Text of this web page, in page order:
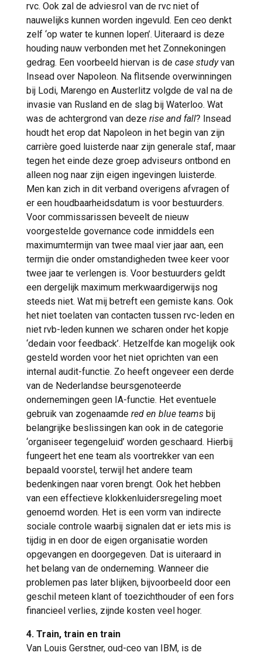
rvc. Ook zal de adviesrol van de rvc niet of
nauwelijks kunnen worden ingevuld. Een ceo denkt
zelf ‘op water te kunnen lopen’. Uiteraard is deze
houding nauw verbonden met het Zonnekoningen
gedrag. Een voorbeeld hiervan is de case studyvan
Insead over Napoleon. Na flitsende overwinningen
bij Lodi, Marengo en Austerlitz volgde de val na de
invasie van Rusland en de slag bij Waterloo. Wat
was de achtergrond van deze rise and fall? Insead
houdt het erop dat Napoleon in het begin van zijn
carrière goed luisterde naar zijn generale staf, maar
tegen het einde deze groep adviseurs ontbond en
alleen nog naar zijn eigen ingevingen luisterde.
Men kan zich in dit verband overigens afvragen of
er een houdbaarheidsdatum is voor bestuurders.
Voor commissarissen beveelt de nieuw
voorgestelde governance code inmiddels een
maximumtermijn van twee maal vier jaar aan, een
termijn die onder omstandigheden twee keer voor
twee jaar te verlengen is. Voor bestuurders geldt
een dergelijk maximum merkwaardigerwijs nog
steeds niet. Wat mij betreft een gemiste kans. Ook
het niet toelaten van contacten tussen rvc-leden en
niet rvb-leden kunnen we scharen onder het kopje
‘dedain voor feedback’. Hetzelfde kan mogelijk ook
gesteld worden voor het niet oprichten van een
internal audit-functie. Zo heeft ongeveer een derde
van de Nederlandse beursgenoteerde
ondernemingen geen IA-functie. Het eventuele
gebruik van zogenaamde red en blue teams bij
belangrijke beslissingen kan ook in de categorie
‘organiseer tegengeluid’ worden geschaard. Hierbij
fungeert het ene team als voortrekker van een
bepaald voorstel, terwijl het andere team
bedenkingen naar voren brengt. Ook het hebben
van een effectieve klokkenluidersregeling moet
genoemd worden. Het is een vorm van indirecte
sociale controle waarbij signalen dat er iets mis is
tijdig in en door de eigen organisatie worden
opgevangen en doorgegeven. Dat is uiteraard in
het belang van de onderneming. Wanneer die
problemen pas later blijken, bijvoorbeeld door een
geschil meteen klant of toezichthouder of een fors
financieel verlies, zijnde kosten veel hoger.
4. Train, train en train
Van Louis Gerstner, oud-ceo van IBM, is de